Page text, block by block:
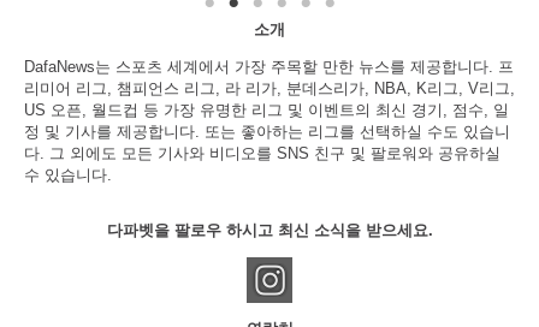
소개
DafaNews는 스포츠 세계에서 가장 주목할 만한 뉴스를 제공합니다. 프
리미어 리그, 챔피언스 리그, 라 리가, 분데스리가, NBA, K리그, V리그,
US 오픈, 월드컵 등 가장 유명한 리그 및 이벤트의 최신 경기, 점수, 일
정 및 기사를 제공합니다. 또는 좋아하는 리그를 선택하실 수도 있습니
다. 그 외에도 모든 기사와 비디오를 SNS 친구 및 팔로워와 공유하실
수 있습니다.
다파벳을 팔로우 하시고 최신 소식을 받으세요.